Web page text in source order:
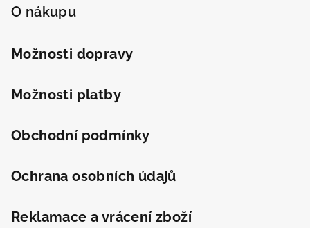
O nákupu
Možnosti dopravy
Možnosti platby
Obchodní podmínky
Ochrana osobních údajů
Reklamace a vrácení zboží